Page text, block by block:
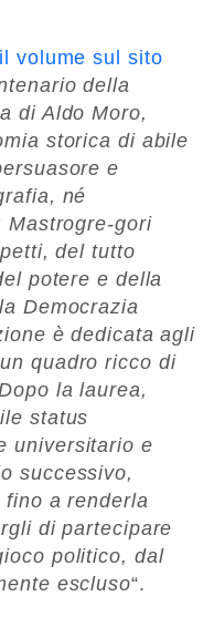
volume sul sito
della
di Aldo Moro,
storica di abile
e
né
Mastrogre-gori
del tutto
potere e della
Democrazia
è dedicata agli
quadro ricco di
la laurea,
status
universitario e
successivo,
a renderla
di partecipare
politico, dal
escluso“.